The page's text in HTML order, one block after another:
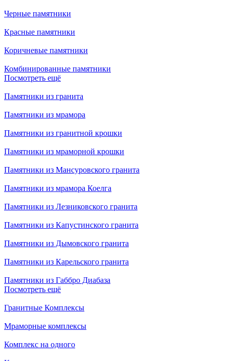
Черные памятники
Красные памятники
Коричневые памятники
Комбинированные памятники
Посмотреть ещё
Памятники из гранита
Памятники из мрамора
Памятники из гранитной крошки
Памятники из мраморной крошки
Памятники из Мансуровского гранита
Памятники из мрамора Коелга
Памятники из Лезниковского гранита
Памятники из Капустинского гранита
Памятники из Дымовского гранита
Памятники из Карельского гранита
Памятники из Габбро Диабаза
Посмотреть ещё
Гранитные Комплексы
Мраморные комплексы
Комплекс на одного